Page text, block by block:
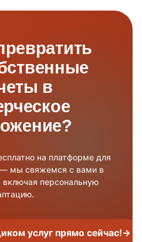
в
на платформе для
— мы свяжемся с вами в
включая персональную
услуг прямо сейчас!→